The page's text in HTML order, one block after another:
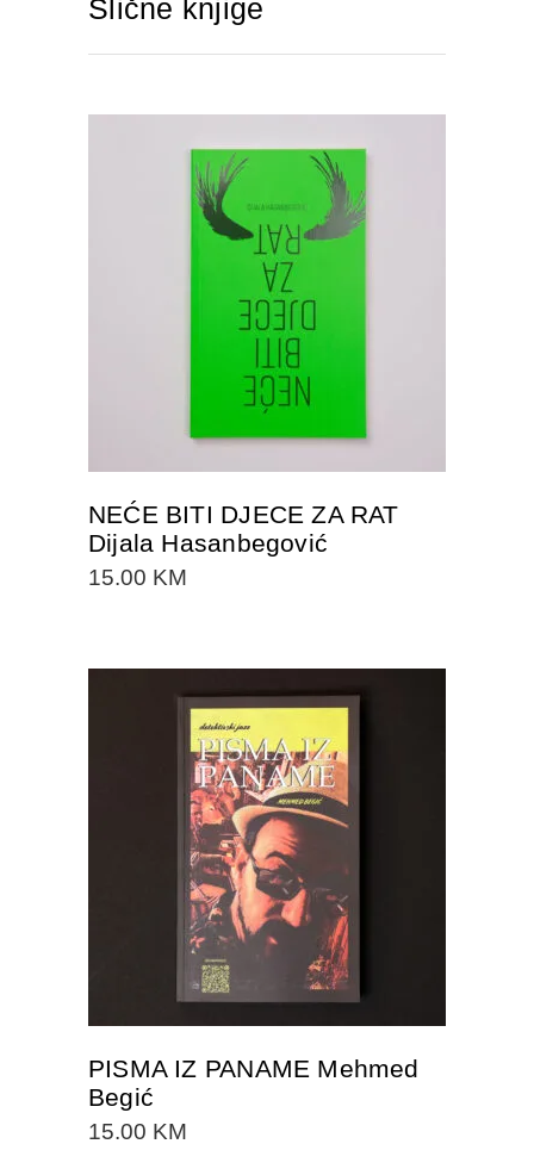
Slične knjige
DODAJTE U KORPU
NEĆE BITI DJECE ZA RAT
Dijala Hasanbegović
15.00 KM
DODAJTE U KORPU
PISMA IZ PANAME Mehmed
Begić
15.00 KM